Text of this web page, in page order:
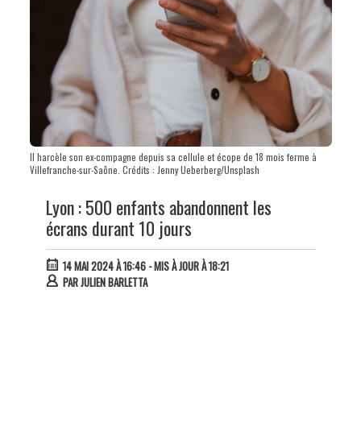
Il harcèle son ex-compagne depuis sa cellule et écope de 18 mois ferme à
Villefranche-sur-Saône. Crédits : Jenny Ueberberg/Unsplash
Lyon : 500 enfants abandonnent les
écrans durant 10 jours
14 MAI 2024 À 16:46- MIS À JOUR À 18:21
PARJULIEN BARLETTA